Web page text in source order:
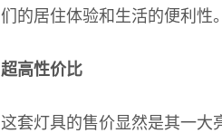
们的居住体验和生活的便利性。
超高性价比
这套灯具的售价显然是其一大